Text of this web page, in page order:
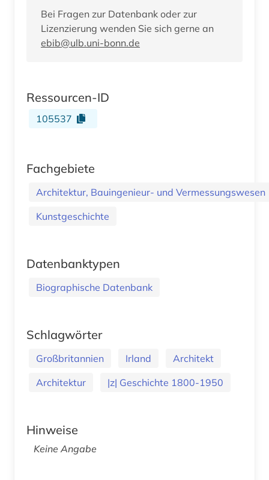
Bei Fragen zur Datenbank oder zur
Lizenzierung wenden Sie sich gerne an
ebib@ulb.uni-bonn.de
Ressourcen-ID
105537
Fachgebiete
Architektur, Bauingenieur- und Vermessungswesen
Kunstgeschichte
Datenbanktypen
Biographische Datenbank
Schlagwörter
Großbritannien Irland
Architekt
Architektur
|z| Geschichte 1800-1950
Hinweise
Keine Angabe